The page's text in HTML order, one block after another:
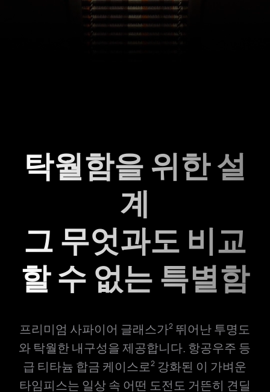
탁월함을 위한 설
계
그 무엇과도 비교
할 수 없는 특별함
프리미엄 사파이어 글래스가2 뛰어난 투명도
와 탁월한 내구성을 제공합니다. 항공우주 등
급 티타늄 합금 케이스로2 강화된 이 가벼운
타임피스는 일상 속 어떤 도전도 거뜬히 견딜